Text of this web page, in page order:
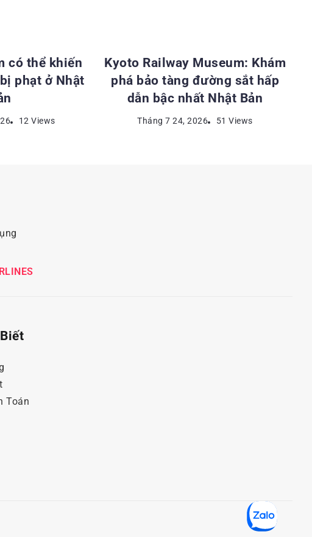
có thể khiến
phạt ở Nhật
12 Views
Kyoto Railway Museum: Khám
phá bảo tàng đường sắt hấp
dẫn bậc nhất Nhật Bản
Tháng 7 24, 2026 51 Views
Toán